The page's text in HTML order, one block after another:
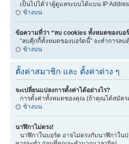
เป็นไปได้ว่าผู้ดูแลระบบได้แบน IP
ข้างบน
ข้อความที่ว่า “ลบ cookies ทั้งหมดของบอ
“ลบคุีกกี้ทั้งหมดของบอร์ดนี้” จะทำการล
ข้างบน
ตั้งค่าสมาชิก และ ตั้งค่าต่าง ๆ
จะเปลี่ยนแปลงการตั้งค่าได้อย่างไร?
การตั้งค่าทั้งหมดของคุณ (ถ้าคุณได้สมัคร
ข้างบน
นาฬิกาไม่ตรง!
นาฬิกาในบอร์ด อาจไม่ตรงกับนาฬิกาใน